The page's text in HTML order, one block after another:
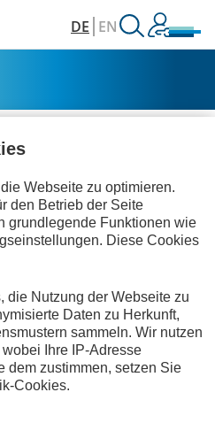
DE EN
zum Verein
Webseite zu optimieren.
den Betrieb der Seite
grundlegende Funktionen wie
Diese Cookies
die Nutzung der Webseite zu
Daten zu Herkunft,
sammeln. Wir nutzen
Ihre IP-Adresse
dem zustimmen, setzen Sie
Cookies.